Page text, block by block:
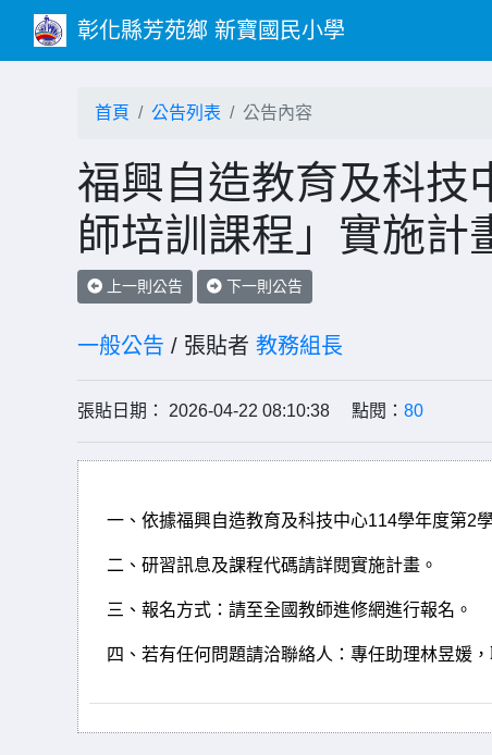
彰化縣芳苑鄉 新寶國民小學
首頁 公告列表 公告內容
福興自造教育及科技
師培訓課程」實施計
上一則公告 下一則公告
一般公告 / 張貼者 教務組長
張貼日期： 2026-04-22 08:10:38 點閱： 80
一、依據福興自造教育及科技中心114學年度第2
二、研習訊息及課程代碼請詳閱實施計畫。
三、報名方式：請至全國教師進修網進行報名。
四、若有任何問題請洽聯絡人：專任助理林昱媛，